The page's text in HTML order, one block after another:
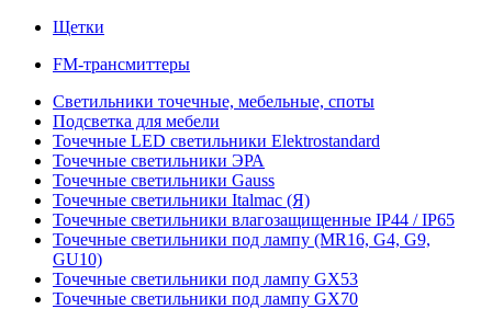
Щетки
FM-трансмиттеры
Светильники точечные, мебельные, споты
Подсветка для мебели
Точечные LED светильники Elektrostandard
Точечные светильники ЭРА
Точечные светильники Gauss
Точечные светильники Italmac (Я)
Точечные светильники влагозащищенные IP44 / IP65
Точечные светильники под лампу (MR16, G4, G9,
GU10)
Точечные светильники под лампу GX53
Точечные светильники под лампу GX70